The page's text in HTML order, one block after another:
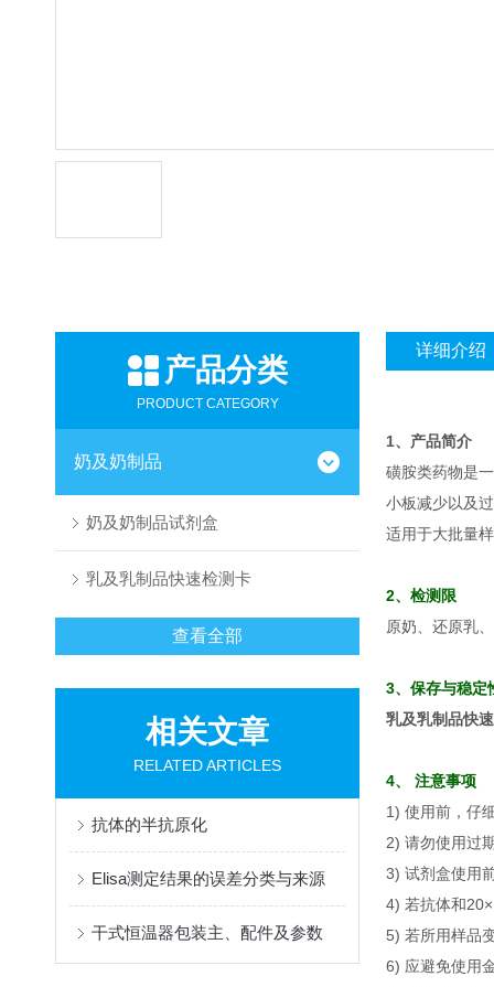
产品分类
PRODUCT CATEGORY
奶及奶制品
奶及奶制品试剂盒
乳及乳制品快速检测卡
查看全部
相关文章
RELATED ARTICLES
抗体的半抗原化
Elisa测定结果的误差分类与来源
干式恒温器包装主、配件及参数
详细介绍
1、产品简介
磺胺类药物是
小板减少以及
适用于大批量
2、检测限
原奶、还原乳
3、保存与稳定
乳及乳制品快
4、 注意事项
1) 使用前，仔
2) 请勿使用过
3) 试剂盒使用
4) 若抗体和
5) 若所用样品
6) 应避免使用